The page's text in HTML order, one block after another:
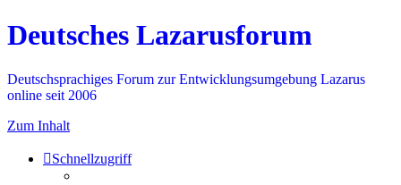
Deutsches Lazarusforum
Deutschsprachiges Forum zur Entwicklungsumgebung Lazarus
online seit 2006
Zum Inhalt
Schnellzugriff